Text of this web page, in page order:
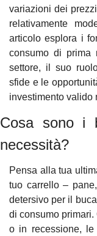
variazioni dei
relativamente
articolo esplora i
consumo di prima
settore, il suo
sfide e le
investimento valido
Cosa sono i
necessità?
Pensa alla tua
tuo carrello –
detersivo per il
di consumo
o in recessione, le